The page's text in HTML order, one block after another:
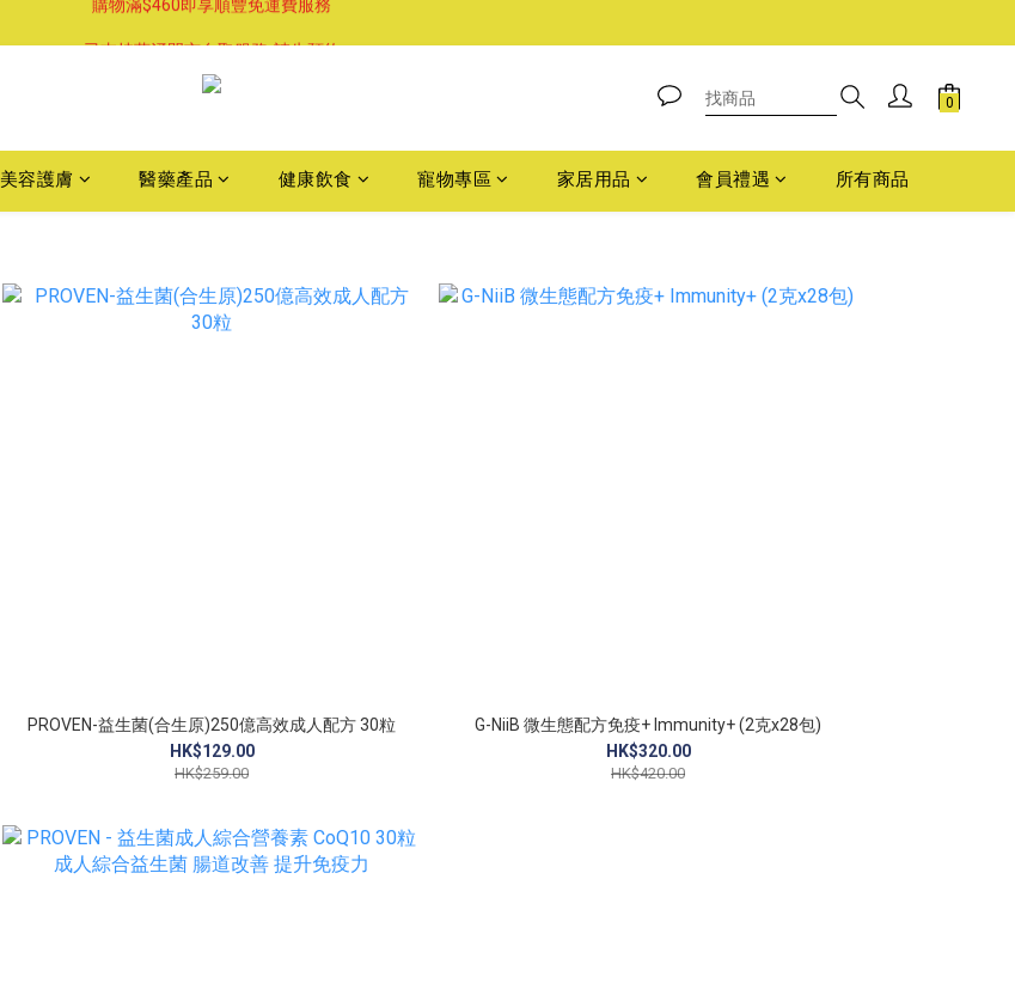
購物滿$460即享順豐免運費服務
美容護膚 醫藥產品 健康飲食 寵物專區 家居用品 會員禮遇 所有商品
PROVEN-益生菌(合生原)250億高效成人配方 30粒
HK$129.00
HK$259.00
G-NiiB 微生態配方免疫+ Immunity+ (2克x28包)
HK$320.00
HK$420.00